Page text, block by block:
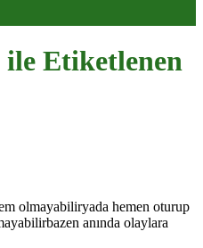
Etiketlenen
olmayabiliryada hemen oturup
anında olaylara